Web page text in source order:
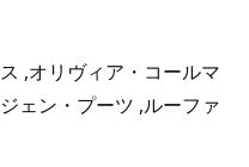
,オリヴィア・コールマ
ェン・プーツ ,ルーファ